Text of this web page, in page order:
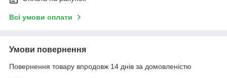
Всі умови оплати
Умови повернення
Повернення товару впродовж 14 днів за домовленістю